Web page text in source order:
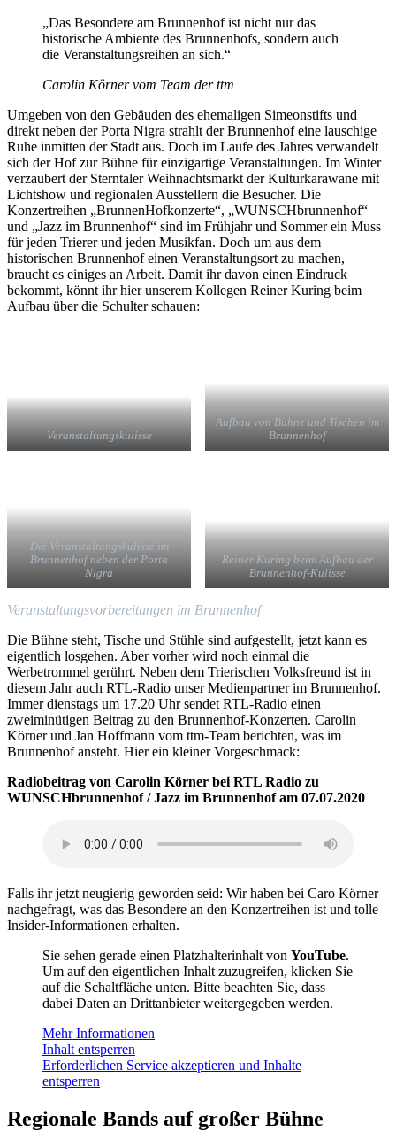
„Das Besondere am Brunnenhof ist nicht nur das
historische Ambiente des Brunnenhofs, sondern auch
die Veranstaltungsreihen an sich.“
Carolin Körner vom Team der ttm
Umgeben von den Gebäuden des ehemaligen Simeonstifts und
direkt neben der Porta Nigra strahlt der Brunnenhof eine lauschige
Ruhe inmitten der Stadt aus. Doch im Laufe des Jahres verwandelt
sich der Hof zur Bühne für einzigartige Veranstaltungen. Im Winter
verzaubert der Sterntaler Weihnachtsmarkt der Kulturkarawane mit
Lichtshow und regionalen Ausstellern die Besucher. Die
Konzertreihen „BrunnenHofkonzerte“, „WUNSCHbrunnenhof“
und „Jazz im Brunnenhof“ sind im Frühjahr und Sommer ein Muss
für jeden Trierer und jeden Musikfan. Doch um aus dem
historischen Brunnenhof einen Veranstaltungsort zu machen,
braucht es einiges an Arbeit. Damit ihr davon einen Eindruck
bekommt, könnt ihr hier unserem Kollegen Reiner Kuring beim
Aufbau über die Schulter schauen:
Veranstaltungskulisse
Aufbau von Bühne und Tischen im
Brunnenhof
Die Veranstaltungskulisse im
Brunnenhof neben der Porta
Nigra
Reiner Kuring beim Aufbau der
Brunnenhof-Kulisse
Veranstaltungsvorbereitungen im Brunnenhof
Die Bühne steht, Tische und Stühle sind aufgestellt, jetzt kann es
eigentlich losgehen. Aber vorher wird noch einmal die
Werbetrommel gerührt. Neben dem Trierischen Volksfreund ist in
diesem Jahr auch RTL-Radio unser Medienpartner im Brunnenhof.
Immer dienstags um 17.20 Uhr sendet RTL-Radio einen
zweiminütigen Beitrag zu den Brunnenhof-Konzerten. Carolin
Körner und Jan Hoffmann vom ttm-Team berichten, was im
Brunnenhof ansteht. Hier ein kleiner Vorgeschmack:
Radiobeitrag von Carolin Körner bei RTL Radio zu
WUNSCHbrunnenhof / Jazz im Brunnenhof am 07.07.2020
Falls ihr jetzt neugierig geworden seid: Wir haben bei Caro Körner
nachgefragt, was das Besondere an den Konzertreihen ist und tolle
Insider-Informationen erhalten.
Sie sehen gerade einen Platzhalterinhalt von YouTube.
Um auf den eigentlichen Inhalt zuzugreifen, klicken Sie
auf die Schaltfläche unten. Bitte beachten Sie, dass
dabei Daten an Drittanbieter weitergegeben werden.
Mehr Informationen
Inhalt entsperren
Erforderlichen Service akzeptieren und Inhalte
entsperren
Regionale Bands auf großer Bühne